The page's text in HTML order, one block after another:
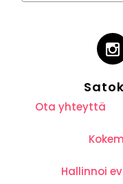
Ota yhteyttä
Hallinnoi